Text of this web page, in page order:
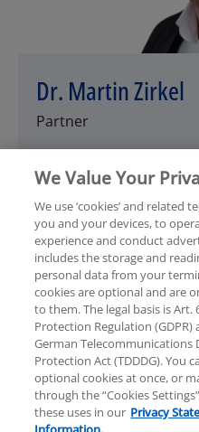
Dr. Martin Zirkel
Partner
Rechtliche Hinweise
Hilfe
© 2025 KPMG AG
We Value Your
We use ‘cookies’ and related
you and your devices, to
experience and conduct
includes the storage and
personal data from your
cookies are optional and are
to them. The legal basis is Art.
Protection Regulation (GDPR)
German Telecommunications
Protection Act (TDDDG). You
optional cookies at once, or
through the “Cookies
these uses in our Privacy